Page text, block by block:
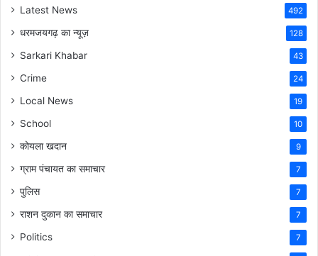
Latest News 492
धरमजयगढ़ का न्यूज़ 128
Sarkari Khabar 43
Crime 24
Local News 19
School 10
कोयला खदान 9
ग्राम पंचायत का समाचार 7
पुलिस 7
राशन दुकान का समाचार 7
Politics 7